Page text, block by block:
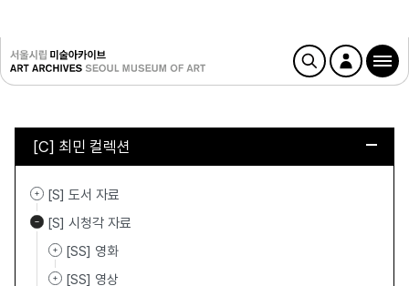
[C] 최민 컬렉션
[S] 도서 자료
[S] 시청각 자료
[SS] 영화
[SS] 영상